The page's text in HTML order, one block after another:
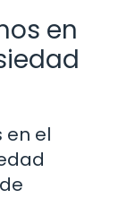
en
en el